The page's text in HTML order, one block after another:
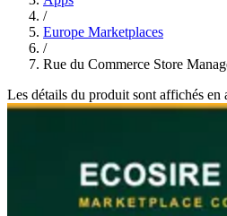
/
Europe Marketplaces
/
Rue du Commerce Store
Les détails du produit sont affichés en